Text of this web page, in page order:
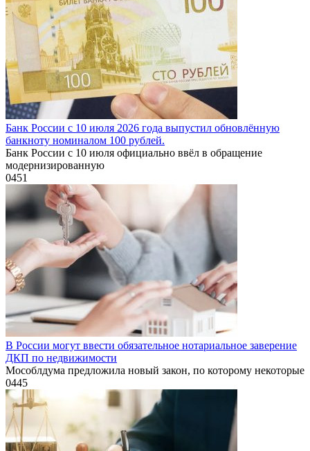
Банк России с 10 июля 2026 года выпустил обновлённую
банкноту номиналом 100 рублей.
Банк России с 10 июля официально ввёл в обращение
модернизированную
0451
В России могут ввести обязательное нотариальное заверение
ДКП по недвижимости
Мособлдума предложила новый закон, по которому некоторые
0445